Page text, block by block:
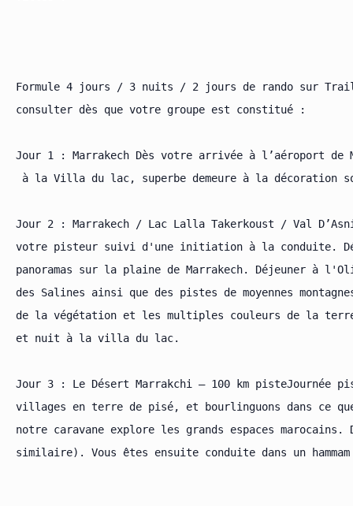
Formule 4 jours / 3 nuits / 2 jours de rando sur Trail
consulter dès que votre groupe est constitué :
Jour 1 : Marrakech Dès votre arrivée à l’aéroport
à la Villa du lac, superbe demeure à la décoration
Jour 2 : Marrakech / Lac Lalla Takerkoust / Val
votre pisteur suivi d'une initiation à la conduite.
panoramas sur la plaine de Marrakech. Déjeuner à
des Salines ainsi que des pistes de moyennes
de la végétation et les multiples couleurs de la
et nuit à la villa du lac.
Jour 3 : Le Désert Marrakchi – 100 km pisteJournée
villages en terre de pisé, et bourlinguons dans ce
notre caravane explore les grands espaces
similaire). Vous êtes ensuite conduite dans un